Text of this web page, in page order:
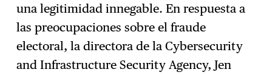
una legitimidad innegable. En respuesta a
las preocupaciones sobre el fraude
electoral, la directora de la Cybersecurity
and Infrastructure Security Agency, Jen